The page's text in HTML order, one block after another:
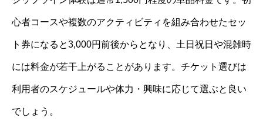
心者コースや複数のアクティビティを組み合わせたセッ
ト券になると3,000円前後からとなり、土日祝日や混雑時
には料金が若干上がることがあります。チケット選びは
利用者のスケジュールや体力・興味に応じて選ぶと良い
でしょう。